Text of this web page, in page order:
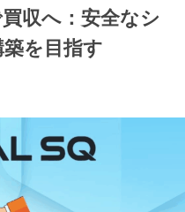
買収へ：安全なシ
を目指す